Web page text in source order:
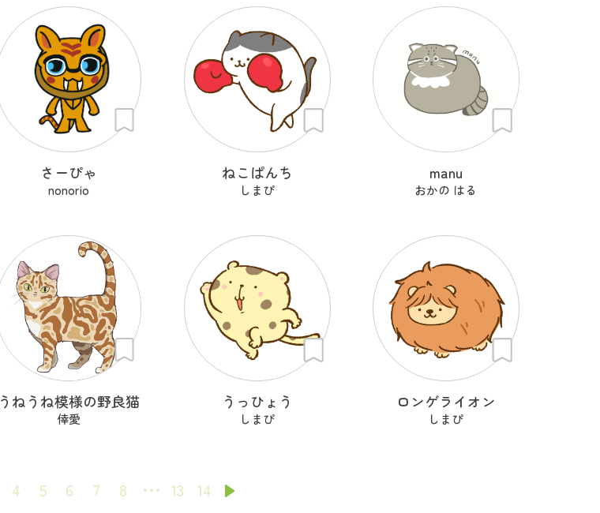
さーぴゃ
nonorio
ねこぱんち
しまぴ
manu
おかの はる
うねうね模様の野良猫
倖愛
うっひょう
しまぴ
ロンゲライオン
しまぴ
4 5 6 7 8 13 14